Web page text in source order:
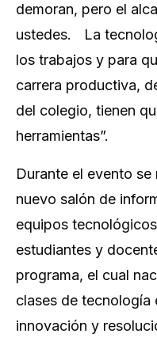
demoran, pero el
ustedes. La
los trabajos y para
carrera productiva,
del colegio, tienen
herramientas”.
Durante el evento
nuevo salón de
equipos
estudiantes y
programa, el cual
clases de tecnología
innovación y